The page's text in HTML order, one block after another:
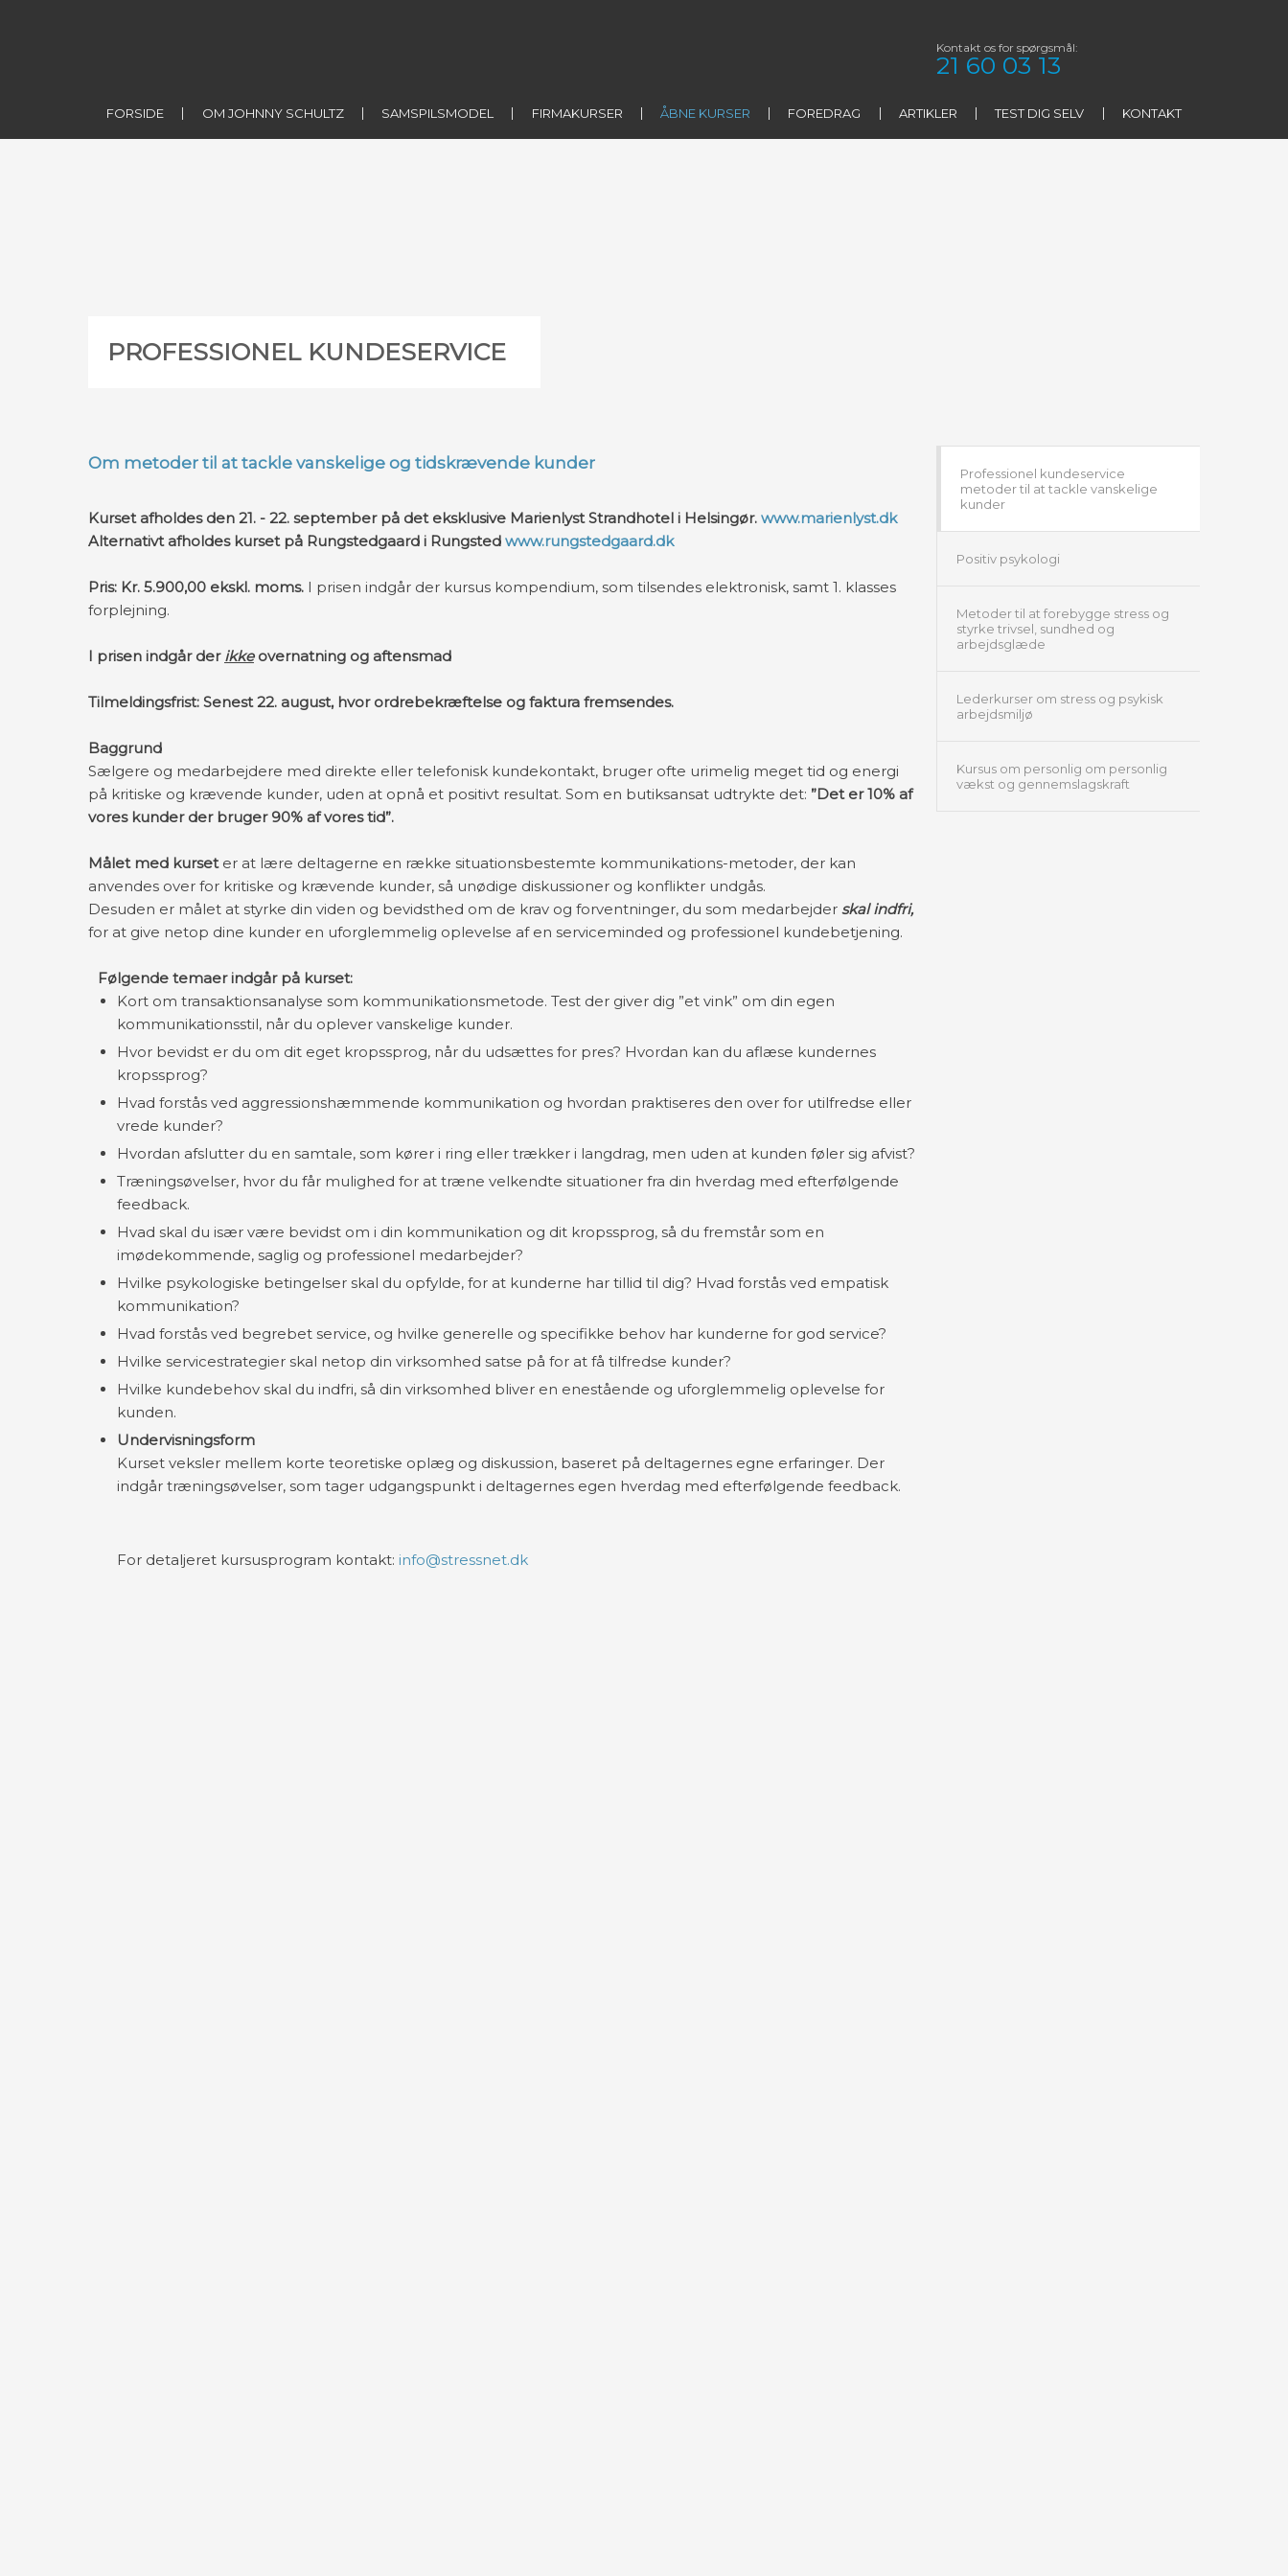
Kontakt os for spørgsmål:​
21 60 03 13
FORSIDE OM JOHNNY SCHULTZ SAMSPILSMODEL FIRMAKURSER ÅBNE KURSER FOREDRAG ARTIKLER TEST DIG SELV KONTAKT
PROFESSIONEL KUNDESERVICE
Om metoder til at tackle vanskelige og tidskrævende kunder​
Kurset afholdes den 21. - 22. september pådet eksklusive Marienlyst Strandhotel i Helsingør.​ www.marienlyst.dk
Alternativt afholdes kurset på Rungstedgaard i Rungsted www.rungstedgaard.dk
Pris: Kr. 5.900,00 ekskl. moms. I prisen indgår der kursus kompendium, som tilsendes elektronisk, samt 1. klasses
forplejning.
I prisen indgår der ikkeovernatning og aftensmad
Tilmeldingsfrist: Senest 22. august, hvor ordrebekræftelse og faktura fremsendes.
Baggrund
Sælgere og medarbejdere med direkte eller telefonisk kundekontakt, bruger ofte urimelig meget tid og energi
på kritiske og krævende kunder, uden at opnå et positivt resultat. Som en butiksansat udtrykte det: ”Det er 10% af
vores kunder der bruger 90% af vores tid”.
Målet med kurseter at lære deltagerne en række situationsbestemte kommunikations-metoder, der kan
anvendes over for kritiske og krævende kunder, så unødige diskussioner og konflikter undgås.
Desuden er målet at styrke din viden og bevidsthed om de krav og forventninger, du som medarbejder skal indfri,
for at give netop dine kunder en uforglemmelig oplevelse af en serviceminded og professionel kundebetjening.
Følgende temaer indgår på kurset:
Kort om transaktionsanalyse som kommunikationsmetode. Test der giver dig ”et vink” om din egen
kommunikationsstil, når du oplever vanskelige kunder.
Hvor bevidst er du om dit eget kropssprog, når du udsættes for pres? Hvordan kan du aflæse kundernes
kropssprog?
Hvad forstås ved aggressionshæmmende kommunikation og hvordan praktiseres den over for utilfredse eller
vrede kunder?
Hvordan afslutter du en samtale, som kører i ring eller trækker i langdrag, men uden at kunden føler sig afvist?
Træningsøvelser, hvor du får mulighed for at træne velkendte situationer fra din hverdag med efterfølgende
feedback.
Hvad skal du især være bevidst om i din kommunikation og dit kropssprog, så du fremstår som en
imødekommende, saglig og professionel medarbejder?
Hvilke psykologiske betingelser skal du opfylde, for at kunderne har tillid til dig? Hvad forstås ved empatisk
kommunikation?
Hvad forstås ved begrebet service, og hvilke generelle og specifikke behov har kunderne for god service?
Hvilke servicestrategier skal netop din virksomhed satse på for at få tilfredse kunder?
Hvilke kundebehov skal du indfri, så din virksomhed bliver en enestående og uforglemmelig oplevelse for
kunden.
Undervisningsform
Kurset veksler mellem korte teoretiske oplæg og diskussion, baseret på deltagernes egne erfaringer. Der
indgår træningsøvelser, som tager udgangspunkt i deltagernes egen hverdag med efterfølgende feedback.
For detaljeret kursusprogram kontakt: info@stressnet.dk
Professionel kundeservice
metoder til at tackle vanskelige
kunder
Positiv psykologi
Metoder til at forebygge stress og
styrke trivsel, sundhed og
arbejdsglæde
Lederkurser om stress og psykisk
arbejdsmiljø
Kursus om personlig om personlig
vækst og gennemslagskraft